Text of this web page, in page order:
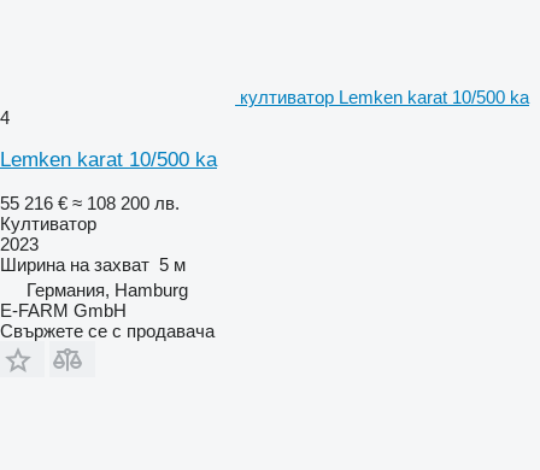
култиватор Lemken karat 10/500 ka
4
Lemken karat 10/500 ka
55 216 € ≈ 108 200 лв.
Култиватор
2023
Ширина на захват 5 м
Германия, Hamburg
E-FARM GmbH
Свържете се с продавача